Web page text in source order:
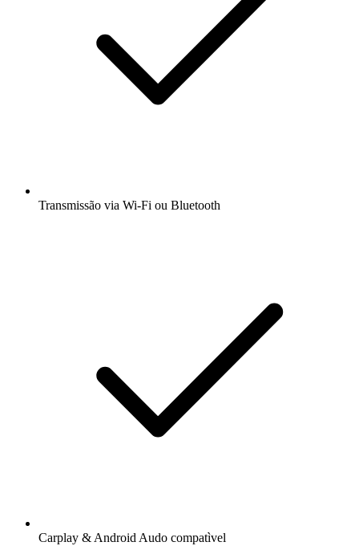
Transmissão via Wi-Fi ou Bluetooth
Carplay & Android Audo compatìvel